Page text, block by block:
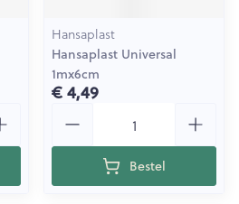
Hansaplast
Hansaplast Universal
1mx6cm
€ 4,49
Bestel